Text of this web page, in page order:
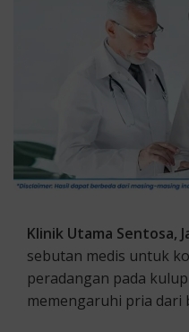
Klinik Utama Sentosa,
sebutan medis untuk
peradangan pada
memengaruhi pria dari